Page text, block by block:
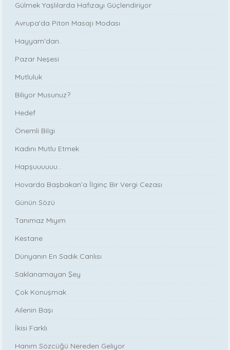
Gülmek Yaşlılarda Hafızayı Güçlendiriyor
Avrupa'da Piton Masajı Modası
Hayyam'dan..
Pazar Neşesi
Mutluluk
Biliyor Musunuz?
Hedef
Önemli Bilgi
Kadını Mutlu Etmek
Hapşuuuuuu...
Hovarda Başbakan’a İlginç Bir Vergi Cezası
Günün Sözü
Tanımaz Mıyım
Kestane
Dünyanın En Sadık Canlısı
Saklanamayan Şey
Çok Konuşmak
Ailenin Başı
İkisi Farklı
Hanım Sözcüğü Nereden Geliyor